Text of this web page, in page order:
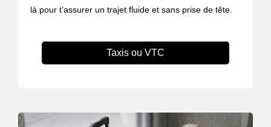
là pour t’assurer un trajet fluide et sans prise de tête.
Taxis ou VTC